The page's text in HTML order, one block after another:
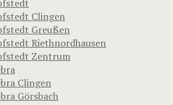
Clingen
Greußen
Riethnordhausen
Zentrum
Clingen
Görsbach